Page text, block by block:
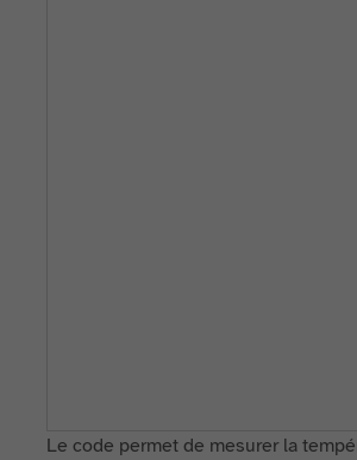
Le code permet de mesurer la